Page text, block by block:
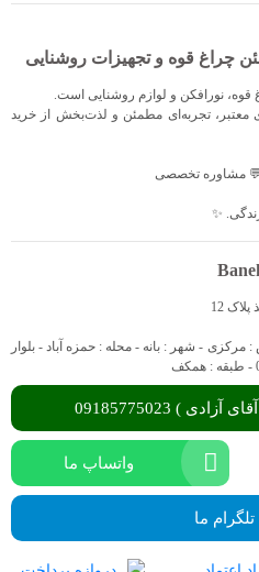
نورافکن و لوازم روشنایی است.
معتبر، تجربه‌ای مطمئن و لذت‌بخش از خرید
💬 مشاوره تخصصی
✨
12
- شهر : بانه - محله : حمزه آباد - بلوار
) 09185775023
واتساپ ما
تلگرام ما